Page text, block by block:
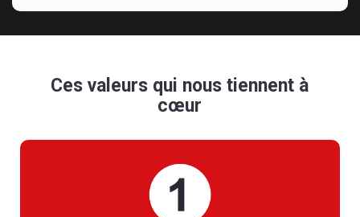
Ces valeurs qui nous tiennent à
cœur